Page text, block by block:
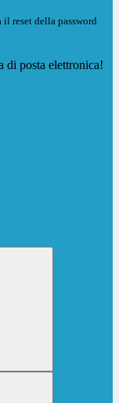
reset della password
di posta elettronica!